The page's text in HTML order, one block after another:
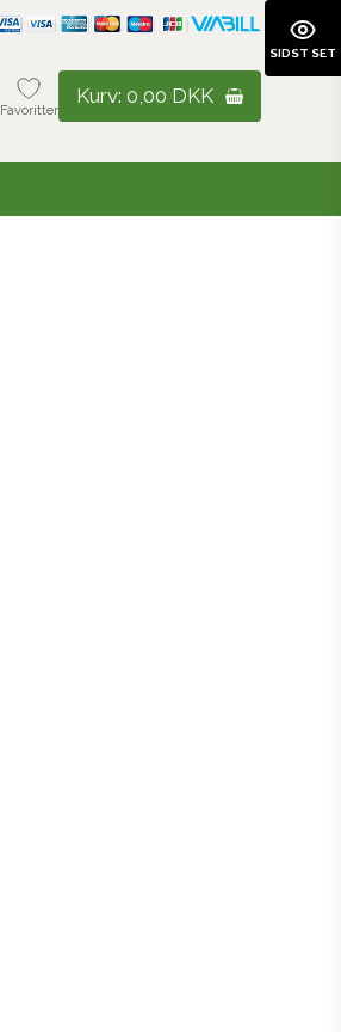
Favoritter
Kurv: 0,00 DKK
SIDST SET